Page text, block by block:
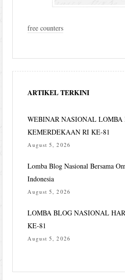
free counters
ARTIKEL TERKINI
WEBINAR NASIONAL LOMBA
KEMERDEKAAN RI KE-81
August 5, 2026
Lomba Blog Nasional Bersama
Indonesia
August 5, 2026
LOMBA BLOG NASIONAL
KE-81
August 5, 2026